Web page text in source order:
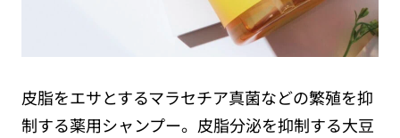
皮脂をエサとするマラセチア真菌などの繁殖を抑
制する薬用シャンプー。皮脂分泌を抑制する大豆